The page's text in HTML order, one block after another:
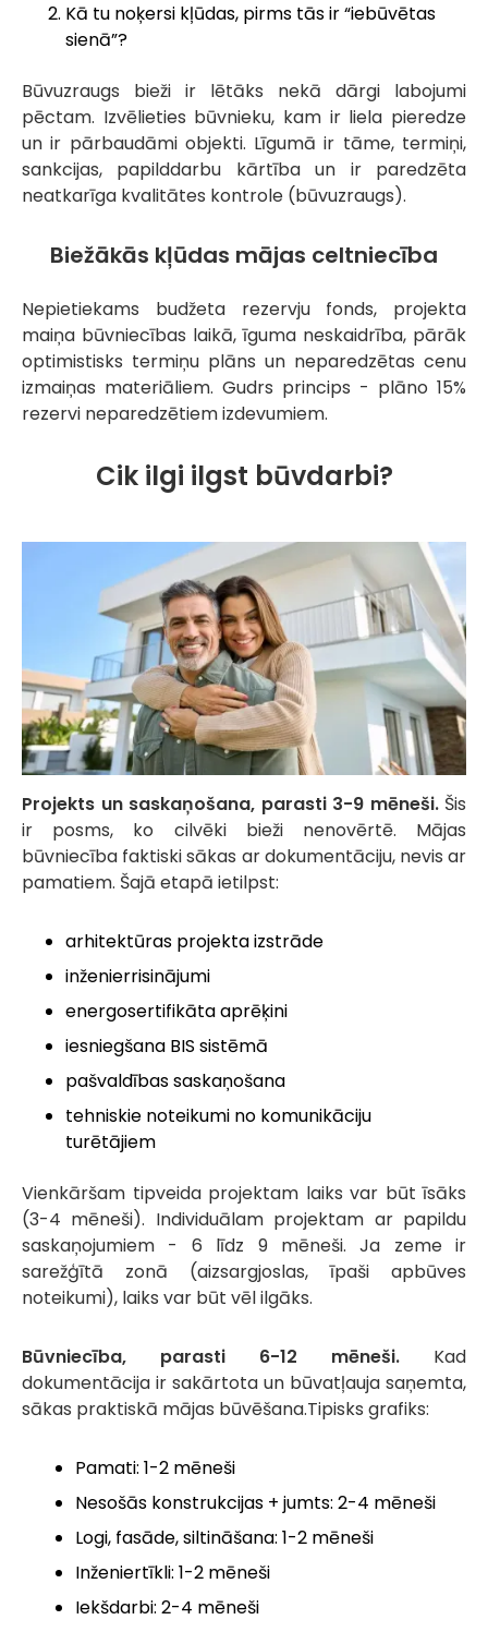
Kā tu noķersi kļūdas, pirms tās ir “iebūvētas
sienā”?
Būvuzraugs bieži ir lētāks nekā dārgi labojumi
pēctam. Izvēlieties būvnieku, kam ir liela pieredze
un ir pārbaudāmi objekti. Līgumā ir tāme, termiņi,
sankcijas, papilddarbu kārtība un ir paredzēta
neatkarīga kvalitātes kontrole (būvuzraugs).
Biežākās kļūdas mājas celtniecība
Nepietiekams budžeta rezervju fonds, projekta
maiņa būvniecības laikā, īguma neskaidrība, pārāk
optimistisks termiņu plāns un neparedzētas cenu
izmaiņas materiāliem. Gudrs princips - plāno 15%
rezervi neparedzētiem izdevumiem.
Cik ilgi ilgst būvdarbi?
Projekts un saskaņošana, parasti 3-9 mēneši.Šis
ir posms, ko cilvēki bieži nenovērtē. Mājas
būvniecība faktiski sākas ar dokumentāciju, nevis ar
pamatiem. Šajā etapā ietilpst:
arhitektūras projekta izstrāde
inženierrisinājumi
energosertifikāta aprēķini
iesniegšana BIS sistēmā
pašvaldības saskaņošana
tehniskie noteikumi no komunikāciju
turētājiem
Vienkāršam tipveida projektam laiks var būt īsāks
(3-4 mēneši). Individuālam projektam ar papildu
saskaņojumiem - 6 līdz 9 mēneši. Ja zeme ir
sarežģītā zonā (aizsargjoslas, īpaši apbūves
noteikumi), laiks var būt vēl ilgāks.
Būvniecība, parasti 6-12 mēneši. Kad
dokumentācija ir sakārtota un būvatļauja saņemta,
sākas praktiskā mājas būvēšana.Tipisks grafiks:
Pamati: 1-2 mēneši
Nesošās konstrukcijas + jumts: 2-4 mēneši
Logi, fasāde, siltināšana: 1-2 mēneši
Inženiertīkli: 1-2 mēneši
Iekšdarbi: 2-4 mēneši